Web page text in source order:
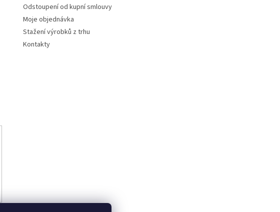
Odstoupení od kupní smlouvy
Moje objednávka
Stažení výrobků z trhu
Kontakty